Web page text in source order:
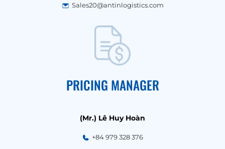
Sales20@antinlogistics.com
PRICING MANAGER
(Mr.) Lê Huy Hoàn
+84 979 328 376